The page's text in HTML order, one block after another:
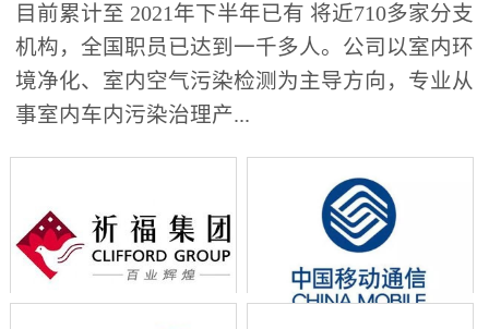
目前累计至 2021年下半年已有 将近710多家分支
机构，全国职员已达到一千多人。公司以室内环
境净化、室内空气污染检测为主导方向，专业从
事室内车内污染治理产...